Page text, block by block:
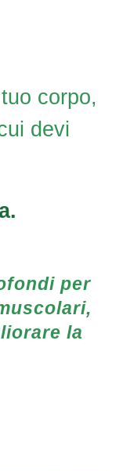
corpo,
devi
per
la